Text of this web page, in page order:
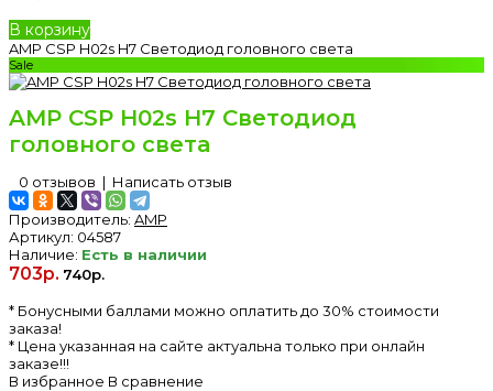
В корзину
AMP CSP H02s H7 Светодиод головного света
Sale
AMP CSP H02s H7 Светодиод
головного света
0 отзывов | Написать отзыв
Производитель: AMP
Артикул: 04587
Наличие: Есть в наличии
703р. 740р.
* Бонусными баллами можно оплатить до 30% стоимости
заказа!
* Цена указанная на сайте актуальна только при онлайн
заказе!!!
В избранное В сравнение